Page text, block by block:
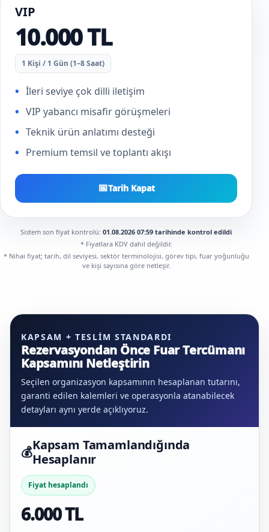
VIP
10.000 TL
1 Kişi / 1 Gün (1–8 Saat)
İleri seviye çok dilli iletişim
VIP yabancı misafir görüşmeleri
Teknik ürün anlatımı desteği
Premium temsil ve toplantı akışı
📅Tarih Kapat
Sistem son fiyat kontrolü: 01.08.2026 07:59 tarihinde kontrol edildi
* Fiyatlara KDV dahil değildir.
* Nihai fiyat; tarih, dil seviyesi, sektör terminolojisi, görev tipi, fuar yoğunluğu
ve kişi sayısına göre netleşir.
KAPSAM + TESLIM STANDARDI
Rezervasyondan Önce Fuar Tercümanı
Kapsamını Netleştirin
Seçilen organizasyon kapsamının hesaplanan tutarını,
garanti edilen kalemleri ve operasyonla atanabilecek
detayları aynı yerde açıklıyoruz.
💰Kapsam Tamamlandığında
Hesaplanır
Fiyat hesaplandı
6.000 TL